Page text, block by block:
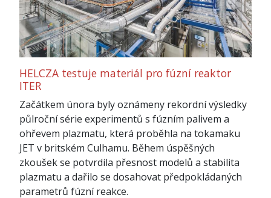
HELCZA testuje materiál pro fúzní reaktor
ITER
Začátkem února byly oznámeny rekordní výsledky
půlroční série experimentů s fúzním palivem a
ohřevem plazmatu, která proběhla na tokamaku
JET v britském Culhamu. Během úspěšných
zkoušek se potvrdila přesnost modelů a stabilita
plazmatu a dařilo se dosahovat předpokládaných
parametrů fúzní reakce.